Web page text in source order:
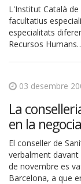
L'Institut Català de
facultatius
especialitats
Recursos
03 desembre
La
en la
El conseller de
verbalment davant
de novembre es
Barcelona, a que